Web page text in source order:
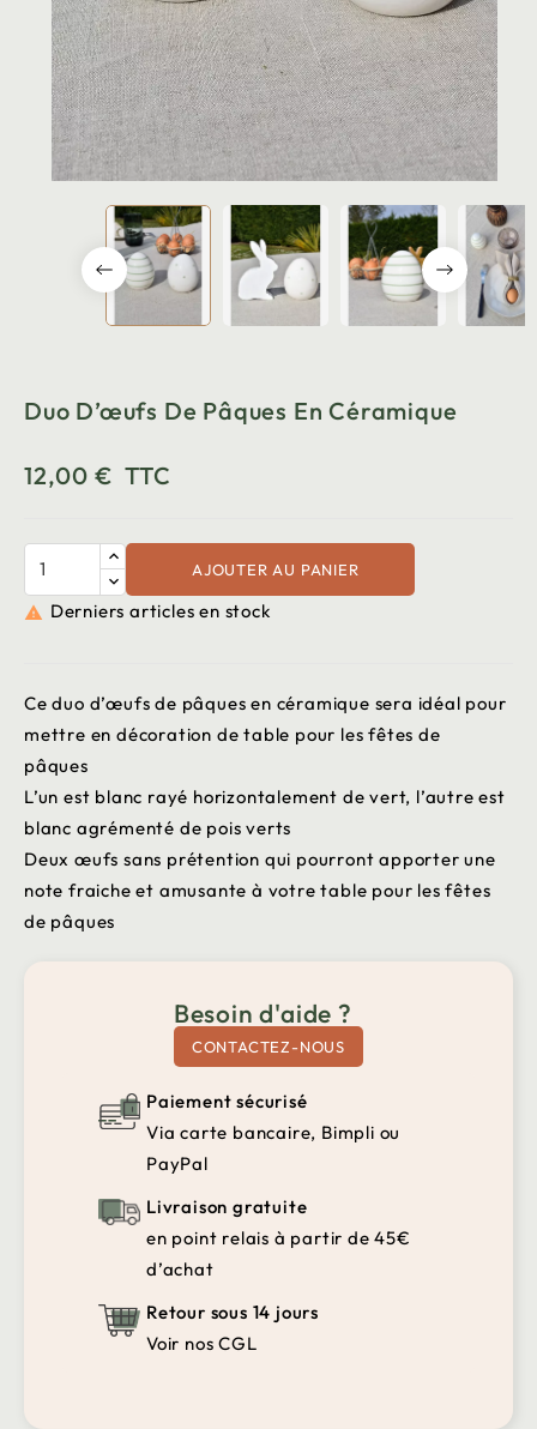
Duo D’œufs De Pâques En Céramique
12,00 € TTC
AJOUTER AU PANIER
 Derniers articles en stock
Ce duo d’œufs de pâques en céramique sera idéal pour
mettre en décoration de table pour les fêtes de
pâques
L’un est blanc rayé horizontalement de vert, l’autre est
blanc agrémenté de pois verts
Deux œufs sans prétention qui pourront apporter une
note fraiche et amusante à votre table pour les fêtes
de pâques
Besoin d'aide ?
CONTACTEZ-NOUS
Paiement sécurisé
Via carte bancaire, Bimpli ou
PayPal
Livraison gratuite
en point relais à partir de 45€
d’achat
Retour sous 14 jours
Voir nos CGL